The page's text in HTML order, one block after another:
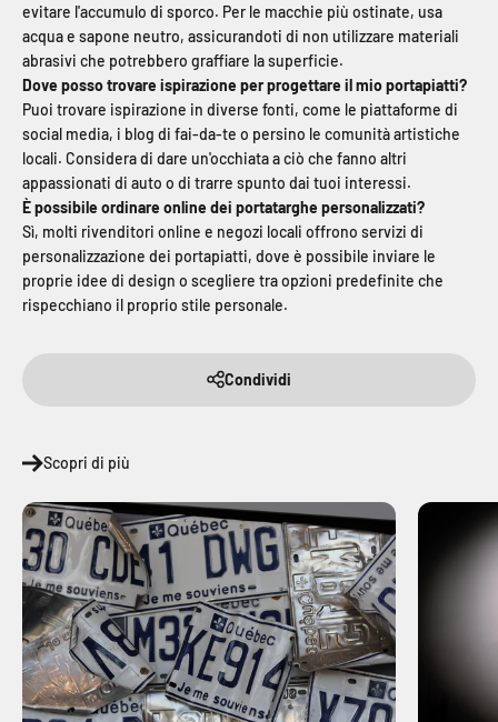
evitare l'accumulo di sporco. Per le macchie più ostinate, usa
acqua e sapone neutro, assicurandoti di non utilizzare materiali
abrasivi che potrebbero graffiare la superficie.
Dove posso trovare ispirazione per progettare il mio portapiatti?
Puoi trovare ispirazione in diverse fonti, come le piattaforme di
social media, i blog di fai-da-te o persino le comunità artistiche
locali. Considera di dare un'occhiata a ciò che fanno altri
appassionati di auto o di trarre spunto dai tuoi interessi.
È possibile ordinare online dei portatarghe personalizzati?
Sì, molti rivenditori online e negozi locali offrono servizi di
personalizzazione dei portapiatti, dove è possibile inviare le
proprie idee di design o scegliere tra opzioni predefinite che
rispecchiano il proprio stile personale.
Condividi
Scopri di più